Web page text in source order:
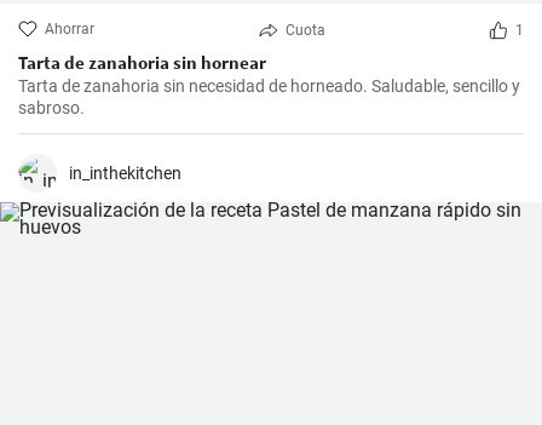
Ahorrar Cuota 1
Tarta de zanahoria sin hornear
Tarta de zanahoria sin necesidad de horneado. Saludable, sencillo y
sabroso.
in_inthekitchen